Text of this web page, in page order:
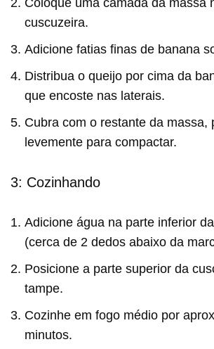
cuscuzeira.
Adicione fatias finas de banana
Distribua o queijo por cima da
que encoste nas laterais.
Cubra com o restante da massa,
levemente para compactar.
3: Cozinhando
Adicione água na parte inferior
(cerca de 2 dedos abaixo da
Posicione a parte superior da
tampe.
Cozinhe em fogo médio por
minutos.